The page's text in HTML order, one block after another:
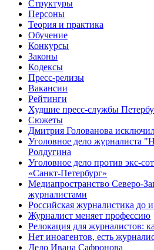
Структуры
Персоны
Теория и практика
Обучение
Конкурсы
Законы
Кодексы
Пресс-релизы
Вакансии
Рейтинги
Худшие пресс-службы
Сюжеты
Дмитрия Голованова
Уголовное дело журналиста
Ролдугина
Уголовное дело против экс-
«Санкт-Петербург»
Медиапространство Северо-
журналистами
Российская журналистика до
Журналист меняет профессию
Релокация для журналистов:
Нет иноагентов, есть
Дело Ивана Сафронова